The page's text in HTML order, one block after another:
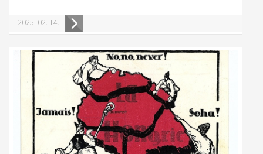
2025. 02. 14.